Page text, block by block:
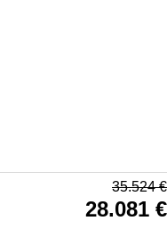
35.524€
28.081 €